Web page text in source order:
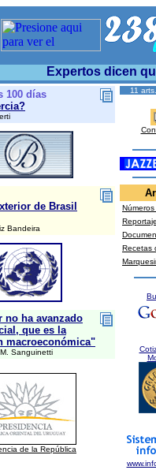
Expertos dicen
100 días
de Brasil
Bandeira
no ha avanzado
que es la
macroeconómica"
Sanguinetti
de la República
11
Recetas